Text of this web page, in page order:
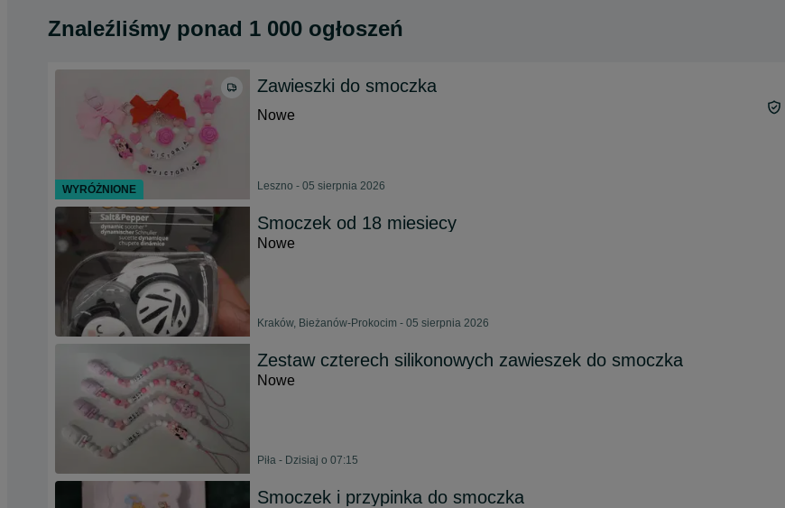
Znaleźliśmy ponad 1 000 ogłoszeń
Zawieszki do smoczka
Nowe
Leszno - 05 sierpnia 2026
Smoczek od 18 miesiecy
Nowe
Kraków, Bieżanów-Prokocim - 05 sierpnia 2026
Zestaw czterech silikonowych zawieszek do smoczka
Nowe
Piła - Dzisiaj o 07:15
Smoczek i przypinka do smoczka
WYRÓŻNIONE